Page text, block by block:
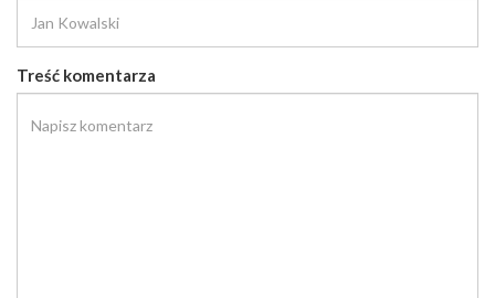
Treść komentarza